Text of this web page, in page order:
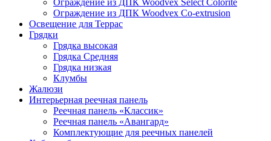
Ограждение из ДПК Woodvex Select Colorite
Ограждение из ДПК Woodvex Co-extrusion
Освещение для Террас
Грядки
Грядка высокая
Грядка Средняя
Грядка низкая
Клумбы
Жалюзи
Интерьерная реечная панель
Реечная панель «Классик»
Реечная панель «Авангард»
Комплектующие для реечных панелей